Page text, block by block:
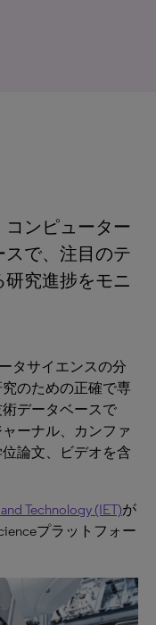
ンピューター
で、注目のテ
究進捗をモニ
タサイエンスの分
のための正確で専
データベースで
ーナル、カンファ
論文、ビデオを含
Technology (IET)が
プラットフォー